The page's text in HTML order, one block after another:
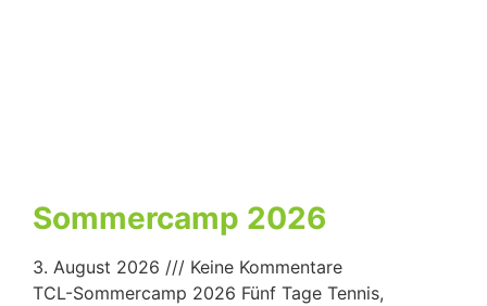
Sommercamp 2026
3. August 2026
Keine Kommentare
TCL-Sommercamp 2026 Fünf Tage Tennis,